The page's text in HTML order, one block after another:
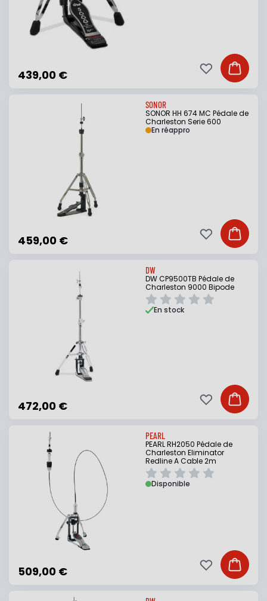
439,00 € Ajouter
Ajouter à ma
SONOR
SONOR HH 674 MC Pédale de
Charleston Serie 600
459,00 €
En réappro
Ajouter
Ajouter à ma
DW
DW CP9500TB Pédale de
Charleston 9000 Bipode
472,00 €
En stock
Ajouter
Ajouter à ma
PEARL
PEARL RH2050 Pédale de
Charleston Eliminator
Redline A Cable 2m
509,00 €
Disponible
Ajouter
Ajouter à ma